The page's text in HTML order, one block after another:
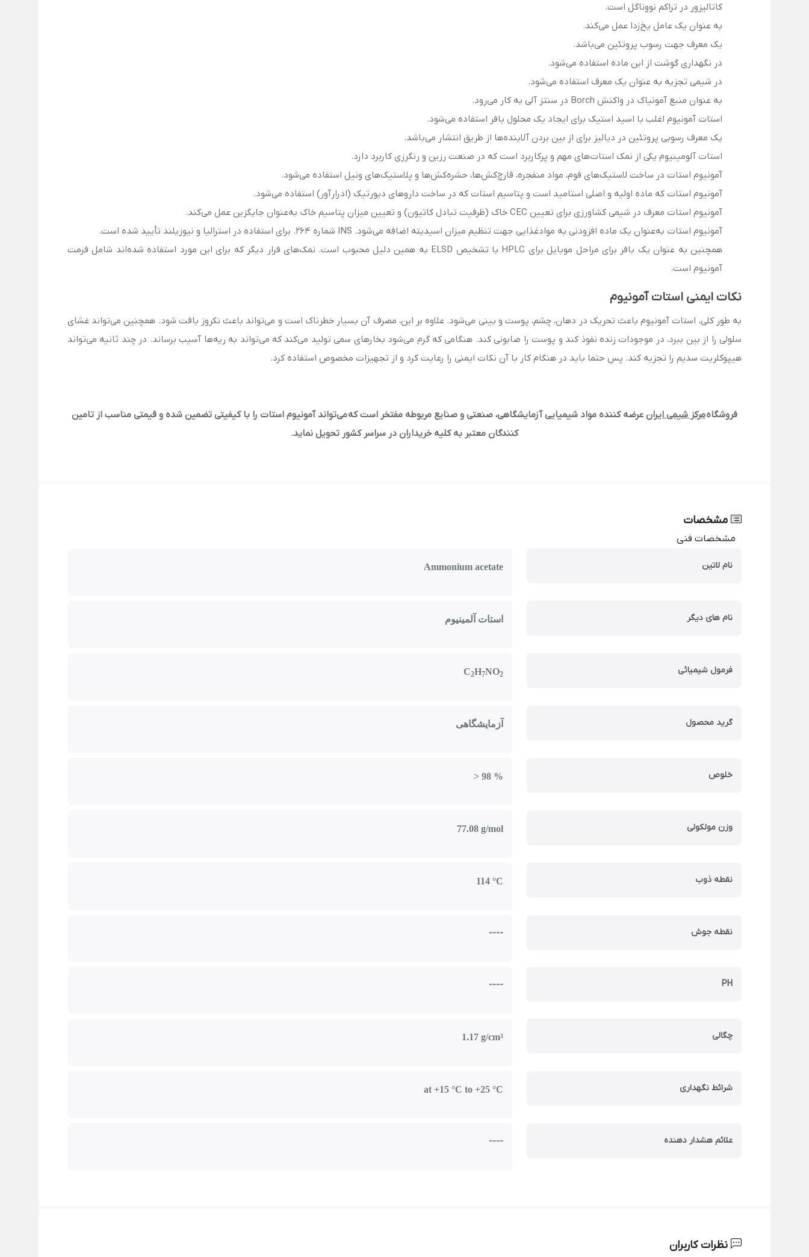
کاتالیزور در تراکم نووناگل است.
به عنوان یک عامل یخ‌زدا عمل می‌کند.
یک معرف جهت رسوب پروتئین می‌باشد.
در نگهداری گوشت از این ماده استفاده می‌شود.
در شیمی تجزیه به عنوان یک معرف استفاده می‌شود.
به عنوان منبع آمونیاک در واکنش Borch در سنتز آلی به کار می‌رود.
استات آمونیوم اغلب با اسید استیک برای ایجاد یک محلول بافر استفاده می‌شود.
یک معرف رسوبی پروتئین در دیالیز برای از بین بردن آلاینده‌ها از طریق انتشار می‌باشد.
استات آلومینیوم یکی از نمک استات‌های مهم و پرکاربرد است که در صنعت رزین و رنگرزی کاربرد دارد.
آمونیوم استات در ساخت لاستیک‌های فوم، مواد منفجره، قارچ‌کش‌ها، حشره‌کش‌ها و پلاستیک‌های ونیل استفاده می‌شود.
آمونیوم استات که ماده اولیه و اصلی استامید است و پتاسیم استات که در ساخت داروهای دیورتیک (ادرارآور) استفاده می‌شود.
آمونیوم استات معرف در شیمی کشاورزی برای تعیین CEC خاک (ظرفیت تبادل کاتیون) و تعیین میزان پتاسیم خاک به‌عنوان جایگزین عمل می‌کند.
آمونیوم استات به‌عنوان یک ماده افزودنی به موادغذایی جهت تنظیم میزان اسیدیته اضافه می‌شود. INS شماره 264. برای استفاده در استرالیا و نیوزیلند تأیید شده است.
همچنین به عنوان یک بافر برای مراحل موبایل برای HPLC با تشخیص ELSD به همین دلیل محبوب است. نمک‌های فرار دیگر که برای این مورد استفاده شده‌اند شامل فرمت
آمونیوم است.
نکات ایمنی استات آمونیوم
به طور کلی، استات آمونیوم باعث تحریک در دهان، چشم، پوست و بینی می‌شود. علاوه بر این، مصرف آن بسیار خطرناک است و می‌تواند باعث نکروز بافت شود. همچنین می‌تواند غشای
سلولی را از بین ببرد، در موجودات زنده نفوذ کند و پوست را صابونی کند. هنگامی که گرم می‌شود بخارهای سمی تولید می‌کند که می‌تواند به ریه‌ها آسیب برساند. در چند ثانیه می‌تواند
هیپوکلریت سدیم را تجزیه کند. پس حتما باید در هنگام کار با آن نکات ایمنی را رعایت کرد و از تجهیزات مخصوص استفاده کرد.
فروشگاهمرکز شیمی ایران عرضه کننده مواد شیمیایی آزمایشگاهی، صنعتی و صنایع مربوطه مفتخر است کهمی‌تواندآمونیوم استات را با کیفیتی تضمین شده و قیمتی مناسب از تامین
کنندگان معتبر به کلیه خریداران در سراسر کشور تحویل نماید.
مشخصات
مشخصات فنی
نام لاتین Ammonium acetate
نام های دیگر استات آلمینیوم
فرمول شیمیائی C2H7NO2
گرید محصول آزمایشگاهی
خلوص > 98 %
وزن مولکولی 77.08 g/mol
نقطه ذوب 114 °C
نقطه جوش ----
PH
----
چگالی 1.17 g/cm³
شرائط نگهداری at +15 °C to +25 °C
علائم هشدار دهنده ----
نظرات کاربران